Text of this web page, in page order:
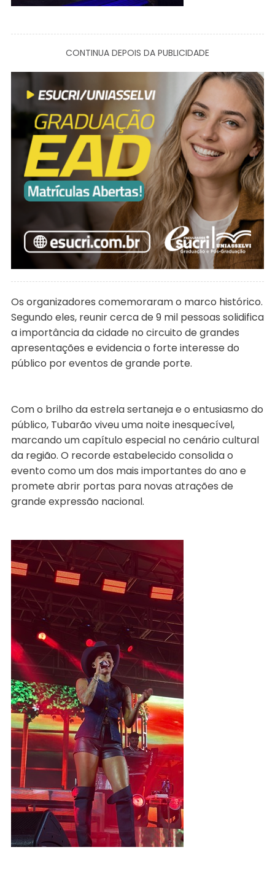
CONTINUA DEPOIS DA PUBLICIDADE
Os organizadores comemoraram o marco histórico.
Segundo eles, reunir cerca de 9 mil pessoas solidifica
a importância da cidade no circuito de grandes
apresentações e evidencia o forte interesse do
público por eventos de grande porte.
Com o brilho da estrela sertaneja e o entusiasmo do
público, Tubarão viveu uma noite inesquecível,
marcando um capítulo especial no cenário cultural
da região. O recorde estabelecido consolida o
evento como um dos mais importantes do ano e
promete abrir portas para novas atrações de
grande expressão nacional.